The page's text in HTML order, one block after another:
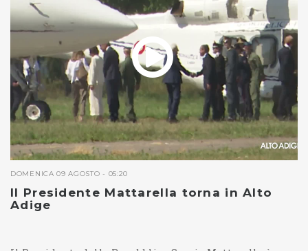
DOMENICA 09 AGOSTO - 05:20
Il Presidente Mattarella torna in Alto
Adige